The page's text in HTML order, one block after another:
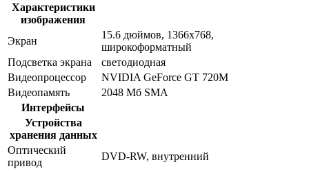
Характеристики
изображения
Экран
15.6 дюймов, 1366x768,
широкоформатный
Подсветка экрана
светодиодная
Видеопроцессор
NVIDIA GeForce GT 720M
Видеопамять
2048 Мб SMA
Интерфейсы
Устройства
хранения данных
Оптический
привод
DVD-RW, внутренний